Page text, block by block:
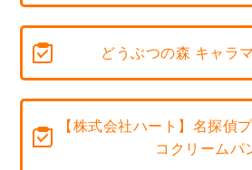
どうぶつの森 キャラ
【株式会社ハート】名探偵
コクリームパ